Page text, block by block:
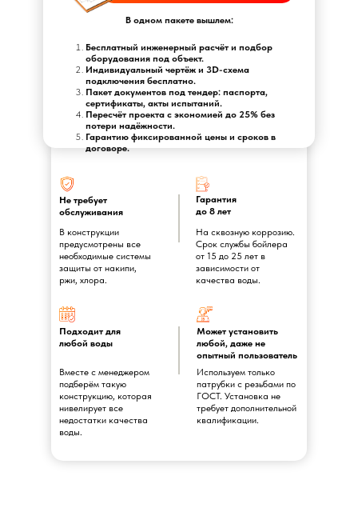
В одном пакете вышлем:
Бесплатный инженерный расчёт и подбор
оборудования под объект.
Индивидуальный чертёж и 3D-схема
подключения бесплатно.
Пакет документов под тендер: паспорта,
сертификаты, акты испытаний.
Пересчёт проекта с экономией до 25% без
потери надёжности.
Гарантию фиксированной цены и сроков в
договоре.
Не требует
обслуживания
В конструкции
предусмотрены все
необходимые системы
защиты от накипи,
ржи, хлора.
Гарантия
до 8 лет
На сквозную коррозию.
Срок службы бойлера
от 15 до 25 лет в
зависимости от
качества воды.
Подходит для
любой воды
Вместе с менеджером
подберём такую
конструкцию, которая
нивелирует все
недостатки качества
воды.
Может установить
любой, даже не
опытный пользователь
Используем только
патрубки с резьбами по
ГОСТ. Установка не
требует дополнительной
квалификации.